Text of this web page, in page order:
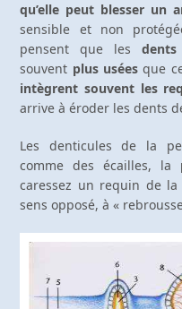
qu’elle peut blesser un
sensible et non
pensent que les
souvent plus uséesque
intègrent souvent les
arrive à éroder les dents
Les denticules de la
comme des écailles, la
caressez un requin de
sens opposé, à «